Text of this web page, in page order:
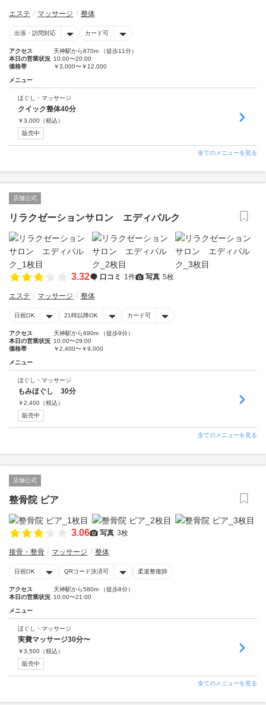
エステ マッサージ 整体
出張・訪問対応 カード可
アクセス
天神駅から870m （徒歩11分）
本日の営業状況 10:00〜20:00
価格帯
￥3,000〜￥12,000
メニュー
ほぐし・マッサージ
クイック整体40分
￥3,000 （税込）
販売中
全てのメニューを見る
店舗公式
リラクゼーションサロン エディパルク
3.32 口コミ 1件 写真 5枚
エステ マッサージ 整体
日祝OK 21時以降OK カード可
アクセス
天神駅から690m （徒歩9分）
本日の営業状況 10:00〜29:00
価格帯
￥2,400〜￥9,000
メニュー
ほぐし・マッサージ
もみほぐし 30分
￥2,400 （税込）
販売中
全てのメニューを見る
店舗公式
整骨院 ビア
3.06 写真 3枚
接骨・整骨 マッサージ 整体
日祝OK QRコード決済可 柔道整復師
アクセス
天神駅から580m （徒歩8分）
本日の営業状況 10:00〜21:00
メニュー
ほぐし・マッサージ
実費マッサージ30分〜
￥3,500 （税込）
販売中
全てのメニューを見る